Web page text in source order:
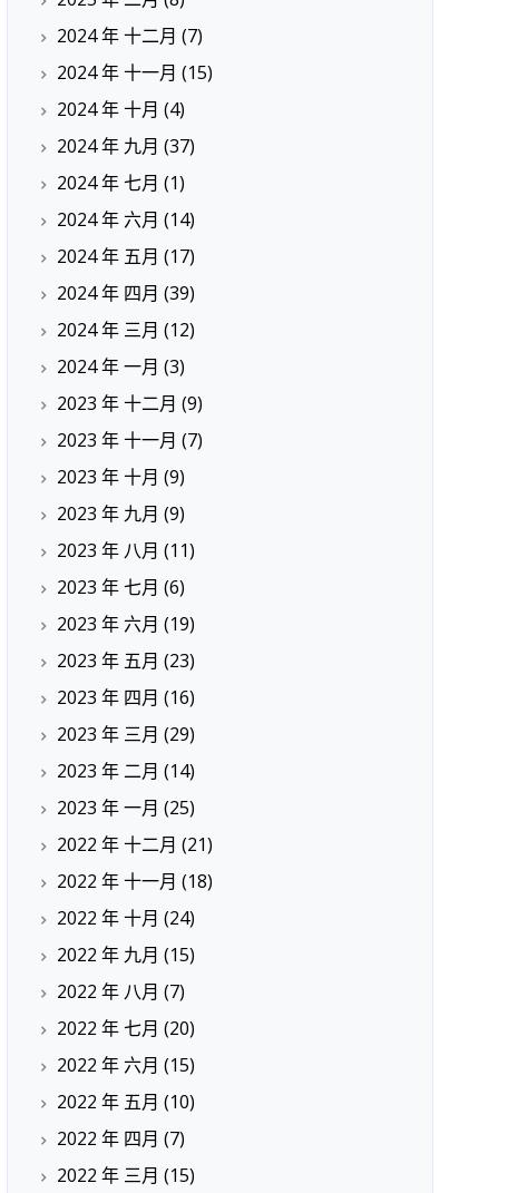
2024 年 十二月 (7)
2024 年 十一月 (15)
2024 年 十月 (4)
2024 年 九月 (37)
2024 年 七月 (1)
2024 年 六月 (14)
2024 年 五月 (17)
2024 年 四月 (39)
2024 年 三月 (12)
2024 年 一月 (3)
2023 年 十二月 (9)
2023 年 十一月 (7)
2023 年 十月 (9)
2023 年 九月 (9)
2023 年 八月 (11)
2023 年 七月 (6)
2023 年 六月 (19)
2023 年 五月 (23)
2023 年 四月 (16)
2023 年 三月 (29)
2023 年 二月 (14)
2023 年 一月 (25)
2022 年 十二月 (21)
2022 年 十一月 (18)
2022 年 十月 (24)
2022 年 九月 (15)
2022 年 八月 (7)
2022 年 七月 (20)
2022 年 六月 (15)
2022 年 五月 (10)
2022 年 四月 (7)
2022 年 三月 (15)